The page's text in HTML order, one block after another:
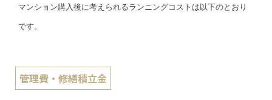
マンション購入後に考えられるランニングコストは以下のとおり
です。
管理費・修繕積立金